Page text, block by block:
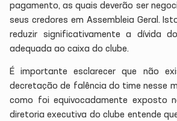
pagamento, as quais deverão ser
seus credores em Assembleia Geral.
reduzir significativamente a dívida
adequada ao caixa do clube.
É importante esclarecer que não
decretação de falência do time nesse
como foi equivocadamente exposto
diretoria executiva do clube entende